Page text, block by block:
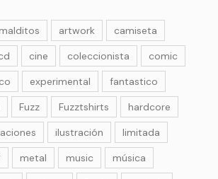
artwork
camiseta
cine coleccionista
comic
experimental
fantastico
Fuzz Fuzztshirts
hardcore
ilustración
limitada
metal music
música